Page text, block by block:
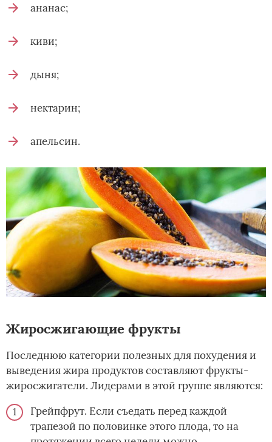
ананас;
киви;
дыня;
нектарин;
апельсин.
Жиросжигающие фрукты
Последнюю категории полезных для похудения и
выведения жира продуктов составляют фрукты-
жиросжигатели. Лидерами в этой группе являются:
Грейпфрут. Если съедать перед каждой
трапезой по половинке этого плода, то на